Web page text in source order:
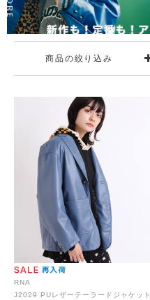
商品の絞り込み
RNA
J2029 PUレザーテーラードジャケット